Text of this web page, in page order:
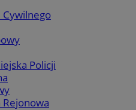
Cywilnego
Policji